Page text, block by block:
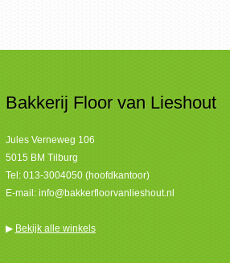
Bakkerij Floor van Lieshout
Jules Verneweg 106
5015 BM Tilburg
Tel: 013-3004050 (hoofdkantoor)
E-mail: info@bakkerfloorvanlieshout.nl
▶ Bekijk alle winkels